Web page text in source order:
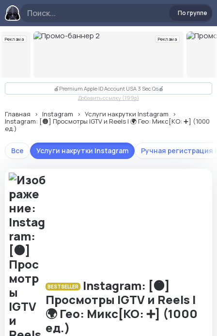
По группе
Реклама Реклама
Слайд 2 из 10
🍎Premium Apple ID Account USA 3 Sec Qs🍎
Добавить ссылку (199p)
Главная Instagram
Услуги накрутки Instagram
Instagram: [🟠] Просмотры IGTV и Reels | 🌍 Гео: Микс[КО: ➕] (1000
ед.)
Все Ручная регистрация
Услуги накрутки Instagram
BESTSELLER
Instagram: [🟠]
Просмотры IGTV и Reels |
🌍 Гео: Микс[КО: ➕] (1000
ед.)